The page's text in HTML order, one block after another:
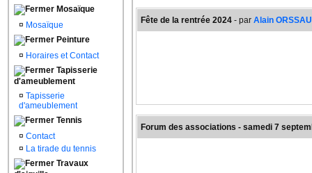
Mosaïque
¤ Mosaïque
Peinture
¤ Horaires et Contact
Tapisserie
d'ameublement
¤ Tapisserie
d'ameublement
Tennis
¤ Contact
¤ La tirade du tennis
Travaux
Chèques vacances
pour percevoir des chèques
Coupons Sport.Ils
peuvent être remis par
Il s'agit d'une
jeunes éligibles entre fin
Sport, les clubs sportifs de
ici.
Fête de la rentrée 2024 - par Alain
La fête de la rentrée, ouverte à
vous proposerons un jeu de
découvertes, un apéritif
Forum des associations - samedi 7